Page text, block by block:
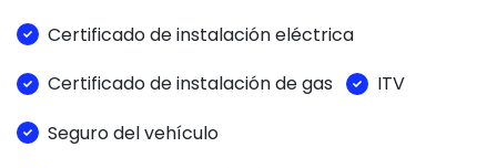
Certificado de instalación eléctrica
Certificado de instalación de gas
ITV
Seguro del vehículo